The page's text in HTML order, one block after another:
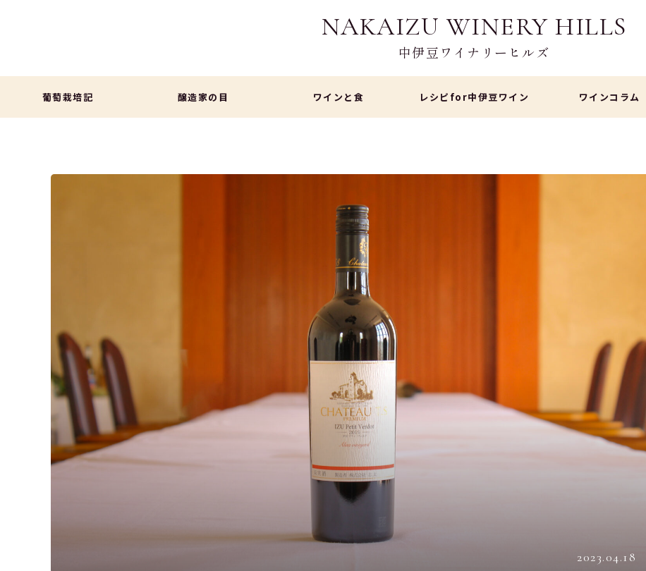
NAKAIZU WINERY HILLS
中伊豆ワイナリーヒルズ
葡萄栽培記 醸造家の目 ワインと食 レシピfor中伊豆ワイン ワインコラム
2023.04.18